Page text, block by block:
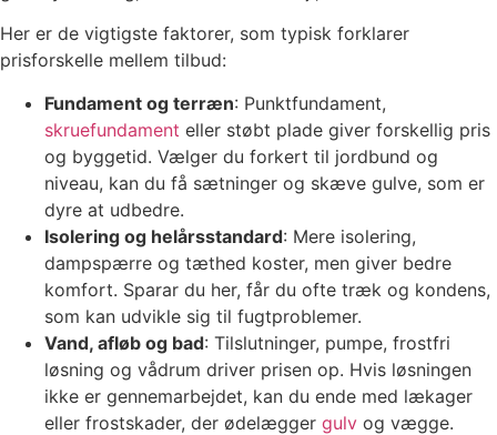
Her er de vigtigste faktorer, som typisk forklarer
prisforskelle mellem tilbud:
Fundament og terræn: Punktfundament,
skruefundament eller støbt plade giver forskellig pris
og byggetid. Vælger du forkert til jordbund og
niveau, kan du få sætninger og skæve gulve, som er
dyre at udbedre.
Isolering og helårsstandard: Mere isolering,
dampspærre og tæthed koster, men giver bedre
komfort. Sparar du her, får du ofte træk og kondens,
som kan udvikle sig til fugtproblemer.
Vand, afløb og bad: Tilslutninger, pumpe, frostfri
løsning og vådrum driver prisen op. Hvis løsningen
ikke er gennemarbejdet, kan du ende med lækager
eller frostskader, der ødelægger gulv og vægge.